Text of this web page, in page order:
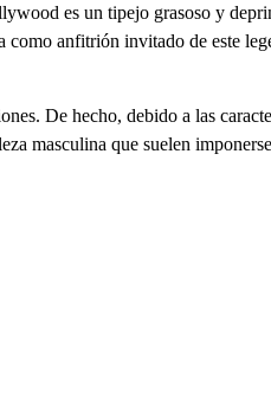
es un tipejo grasoso y
anfitrión invitado de este
De hecho, debido a las
masculina que suelen